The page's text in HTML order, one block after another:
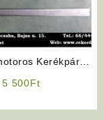
Kerékpár
5 500Ft